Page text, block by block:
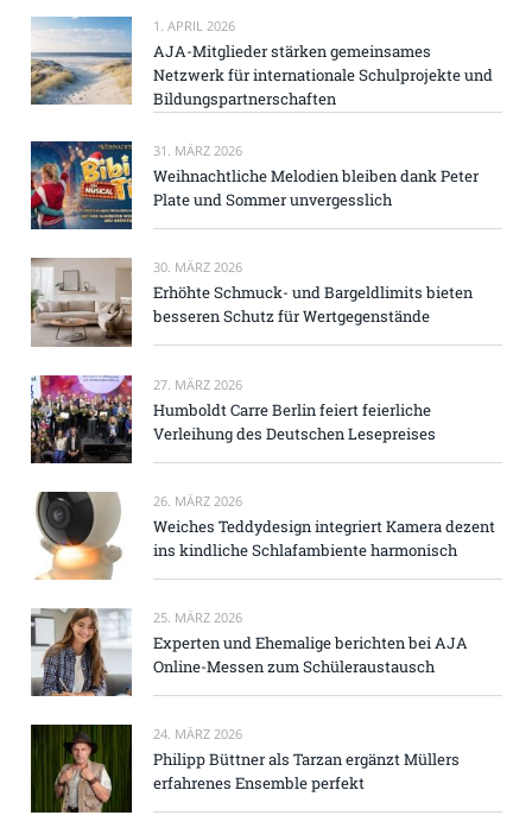
1. APRIL 2026
AJA-Mitglieder stärken gemeinsames
Netzwerk für internationale Schulprojekte und
Bildungspartnerschaften
31. MÄRZ 2026
Weihnachtliche Melodien bleiben dank Peter
Plate und Sommer unvergesslich
30. MÄRZ 2026
Erhöhte Schmuck- und Bargeldlimits bieten
besseren Schutz für Wertgegenstände
27. MÄRZ 2026
Humboldt Carre Berlin feiert feierliche
Verleihung des Deutschen Lesepreises
26. MÄRZ 2026
Weiches Teddydesign integriert Kamera dezent
ins kindliche Schlafambiente harmonisch
25. MÄRZ 2026
Experten und Ehemalige berichten bei AJA
Online-Messen zum Schüleraustausch
24. MÄRZ 2026
Philipp Büttner als Tarzan ergänzt Müllers
erfahrenes Ensemble perfekt